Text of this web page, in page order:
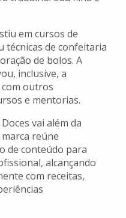
em cursos de
técnicas de confeitaria
de bolos. A
inclusive, a
outros
e mentorias.
vai além da
reúne
de conteúdo para
alcançando
com receitas,